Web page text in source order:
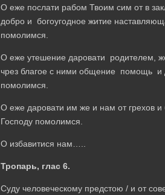
О еже послати рабом Твоим сим от в
добро и богоугодное житие
помолимся.
О еже утешение даровати родителем,
чрез благое с ними общение помощь и
помолимся.
О еже даровати им же и нам от грехов
Господу помолимся.
О избавитися нам…..
Тропарь, глас 6.
Суду человеческому предстою / и от